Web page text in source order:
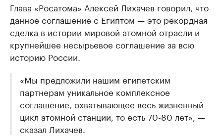
Глава «Росатома» Алексей Лихачев говорил, что
данное соглашение с Египтом — это рекордная
сделка в истории мировой атомной отрасли и
крупнейшее несырьевое соглашение за всю
историю России.
«Мы предложили нашим египетским
партнерам уникальное комплексное
соглашение, охватывающее весь жизненный
цикл атомной станции, то есть 70-80 лет», —
сказал Лихачев.